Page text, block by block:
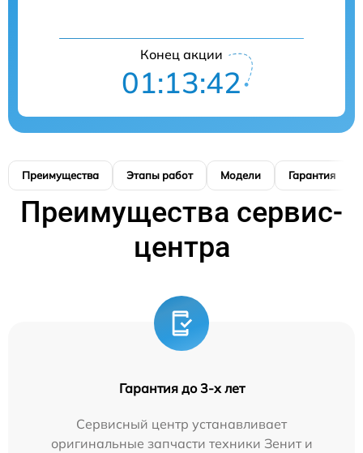
Конец акции
01:13:41
Преимущества Этапы работ Модели Гарантия
Преимущества сервис-
центра
Гарантия до 3-х лет
Сервисный центр устанавливает
оригинальные запчасти техники Зенит и